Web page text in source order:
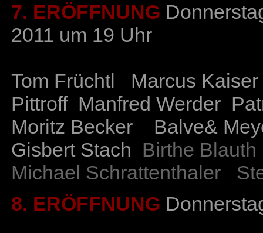
7. ERÖFFNUNG
2011 um 19 Uhr
Tom Früchtl
Marcus Kaiser
Pittroff Manfred Werder
Moritz Becker
Balve&
Gisbert Stach
Birthe Blauth
Michael Schrattenthaler
8. ERÖFFNUNG